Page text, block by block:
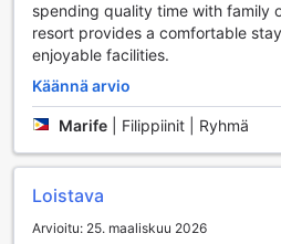
Kuljetuspalvelut Anika Island
Anika Island Resort tarjoaa
jotka tekevät vierailustasi
pysäköintialue, jossa vieraat
lomastasi huoletta, tietäen, että
parkkeerattu lähellä majoitustasi.
palvelun, joka helpottaa
spending quality time with family
resort provides a comfortable
enjoyable facilities.
Käännä arvio
Marife Filippiinit | Ryhmä
Loistava
Arvioitu: 25. maaliskuu 2026